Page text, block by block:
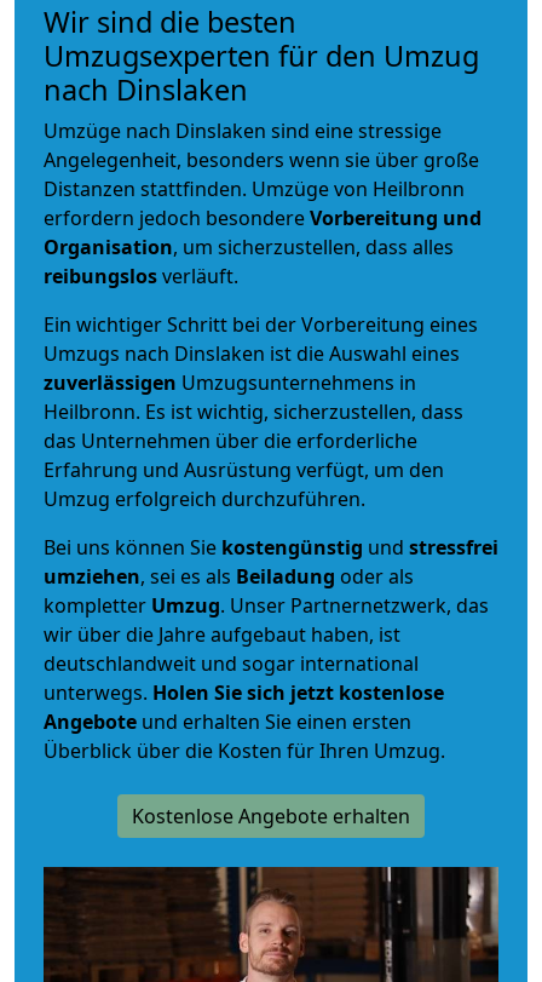
Wir sind die besten
Umzugsexperten für den Umzug
nach Dinslaken
Umzüge nach Dinslaken sind eine stressige
Angelegenheit, besonders wenn sie über große
Distanzen stattfinden. Umzüge von Heilbronn
erfordern jedoch besondereVorbereitung und
Organisation, um sicherzustellen, dass alles
reibungslosverläuft.
Ein wichtiger Schritt bei der Vorbereitung eines
Umzugs nach Dinslaken ist die Auswahl eines
zuverlässigen Umzugsunternehmens in
Heilbronn. Es ist wichtig, sicherzustellen, dass
das Unternehmen über die erforderliche
Erfahrung und Ausrüstung verfügt, um den
Umzug erfolgreich durchzuführen.
Bei uns können Sie kostengünstig und stressfrei
umziehen, sei es als Beiladung oder als
kompletter Umzug. Unser Partnernetzwerk, das
wir über die Jahre aufgebaut haben, ist
deutschlandweit und sogar international
unterwegs. Holen Sie sich jetzt kostenlose
Angebote und erhalten Sie einen ersten
Überblick über die Kosten für Ihren Umzug.
Kostenlose Angebote erhalten